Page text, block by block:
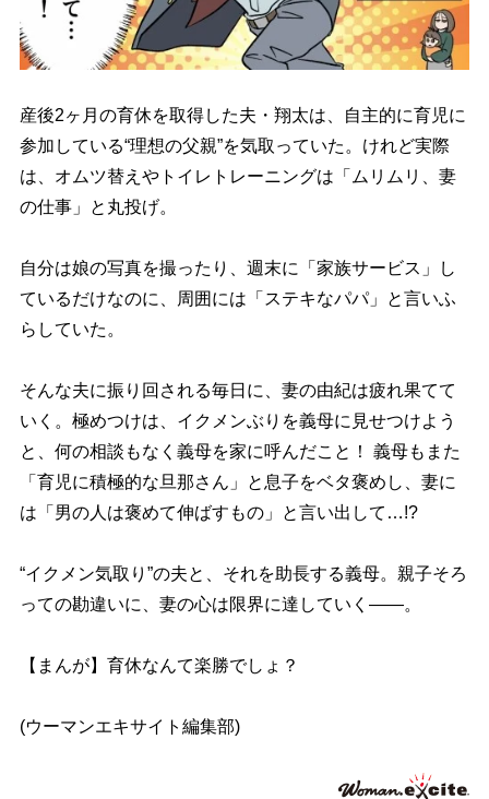
産後2ヶ月の育休を取得した夫・翔太は、自主的に育児に
参加している“理想の父親”を気取っていた。けれど実際
は、オムツ替えやトイレトレーニングは「ムリムリ、妻
の仕事」と丸投げ。
自分は娘の写真を撮ったり、週末に「家族サービス」し
ているだけなのに、周囲には「ステキなパパ」と言いふ
らしていた。
そんな夫に振り回される毎日に、妻の由紀は疲れ果てて
いく。極めつけは、イクメンぶりを義母に見せつけよう
と、何の相談もなく義母を家に呼んだこと！ 義母もまた
「育児に積極的な旦那さん」と息子をベタ褒めし、妻に
は「男の人は褒めて伸ばすもの」と言い出して…!?
“イクメン気取り”の夫と、それを助長する義母。親子そろ
っての勘違いに、妻の心は限界に達していく――。
【まんが】育休なんて楽勝でしょ？
(ウーマンエキサイト編集部)